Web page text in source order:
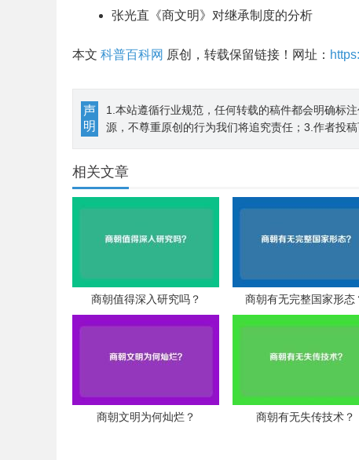
张光直《商文明》对继承制度的分析
本文 科普百科网 原创，转载保留链接！网址：
声
明
1.本站遵循行业规范，任何转载的稿件都会明确标
源，不尊重原创的行为我们将追究责任；3.作者投稿
相关文章
商朝值得深入研究吗？ 商朝有无完整国家形态
商朝文明为何灿烂？ 商朝有无失传技术？